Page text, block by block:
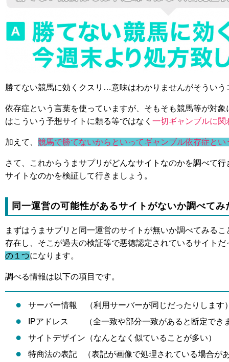
勝てない競馬に効くクスリ…意味はわかりませんがそうい
依存症という言葉を使っていますが、そもそも競馬等が対
はこういう予想サイトに頼る等ではなく 一切ギャンブルに関
加えて、 競馬で勝てないからといってギャンブル依存症とい
さて、これからうまサプリがどんなサイトなのかを調べて
サイトなのかを検証して行きましょう。
同一運営の可能性があるサイトがないか調べてみ
まずはうまサプリと同一運営のサイトが無いか調べてみる
存在し、そこが過去の検証等で悪徳認定されているサイトだ
の１つになります。
調べる情報は以下の項目です。
サーバー情報 （利用サーバーが同じだったりします
IPアドレス （全一致や部分一致があると断定でき
サイトデザイン（なんとなく似ていることが多い）
特商法の表記 （表記が画像で処理されている場合が